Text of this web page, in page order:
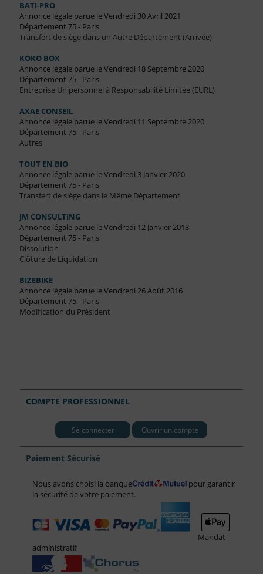
BATI-PRO
Annonce légale parue le Vendredi 30 Avril 2021
Département 75 - Paris
Transfert de siège dans un Autre Département (Arrivée)
KOKO BOX
Annonce légale parue le Vendredi 18 Septembre 2020
Département 75 - Paris
Entreprise Unipersonnel à Responsabilité Limitée (EURL)
AXAE CONSEIL
Annonce légale parue le Vendredi 11 Septembre 2020
Département 75 - Paris
Autres
TOUT EN BIO
Annonce légale parue le Vendredi 3 Janvier 2020
Département 75 - Paris
Transfert de siège dans le Même Département
JM CONSULTING
Annonce légale parue le Vendredi 12 Janvier 2018
Département 75 - Paris
Dissolution
Clôture de Liquidation
BIZEBIKE
Annonce légale parue le Vendredi 26 Août 2016
Département 75 - Paris
Modification du Président
COMPTE PROFESSIONNEL
Se connecter Ouvrir un compte
Paiement Sécurisé
Nous avons choisi la banque
pour garantir
la sécurité de votre paiement.
Mandat
administratif